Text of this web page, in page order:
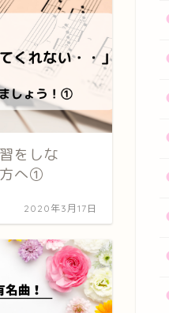
をしな
へ①
2020年3月17日